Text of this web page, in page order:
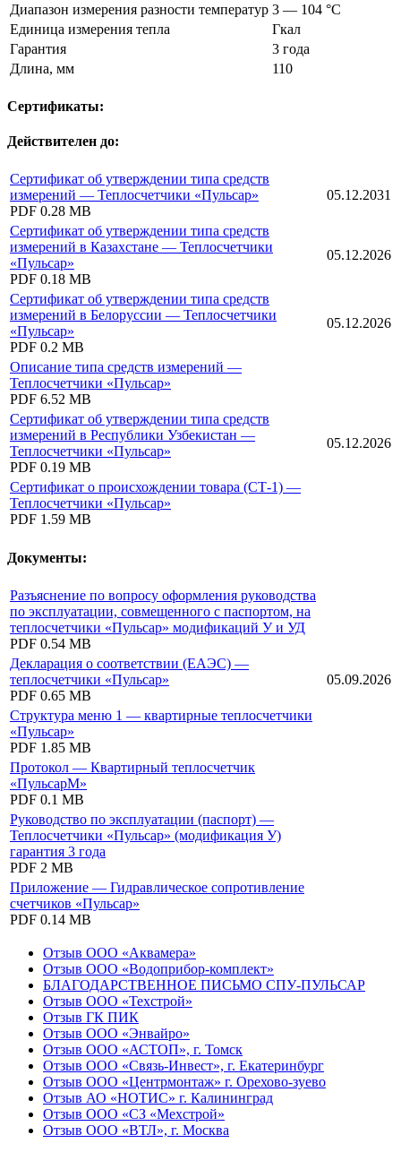
Диапазон измерения разности температур 3 — 104 °C
Единица измерения тепла
Гкал
Гарантия
3 года
Длина, мм
110
Сертификаты:
Действителен до:
Сертификат об утверждении типа средств
измерений — Теплосчетчики «Пульсар»
PDF 0.28 MB
05.12.2031
Сертификат об утверждении типа средств
измерений в Казахстане — Теплосчетчики
«Пульсар»
PDF 0.18 MB
05.12.2026
Сертификат об утверждении типа средств
измерений в Белоруссии — Теплосчетчики
«Пульсар»
PDF 0.2 MB
05.12.2026
Описание типа средств измерений —
Теплосчетчики «Пульсар»
PDF 6.52 MB
Сертификат об утверждении типа средств
измерений в Республики Узбекистан —
Теплосчетчики «Пульсар»
PDF 0.19 MB
05.12.2026
Сертификат о происхождении товара (СТ-1) —
Теплосчетчики «Пульсар»
PDF 1.59 MB
Документы:
Разъяснение по вопросу оформления руководства
по эксплуатации, совмещенного с паспортом, на
теплосчетчики «Пульсар» модификаций У и УД
PDF 0.54 MB
Декларация о соответствии (ЕАЭС) —
теплосчетчики «Пульсар»
PDF 0.65 MB
05.09.2026
Структура меню 1 — квартирные теплосчетчики
«Пульсар»
PDF 1.85 MB
Протокол — Квартирный теплосчетчик
«ПульсарМ»
PDF 0.1 MB
Руководство по эксплуатации (паспорт) —
Теплосчетчики «Пульсар» (модификация У)
гарантия 3 года
PDF 2 MB
Приложение — Гидравлическое сопротивление
счетчиков «Пульсар»
PDF 0.14 MB
Отзыв ООО «Аквамера»
Отзыв ООО «Водоприбор-комплект»
БЛАГОДАРСТВЕННОЕ ПИСЬМО СПУ-ПУЛЬСАР
Отзыв ООО «Техстрой»
Отзыв ГК ПИК
Отзыв ООО «Энвайро»
Отзыв ООО «АСТОП», г. Томск
Отзыв ООО «Связь-Инвест», г. Екатеринбург
Отзыв ООО «Центрмонтаж» г. Орехово-зуево
Отзыв АО «НОТИС» г. Калининград
Отзыв ООО «СЗ «Мехстрой»
Отзыв ООО «ВТЛ», г. Москва